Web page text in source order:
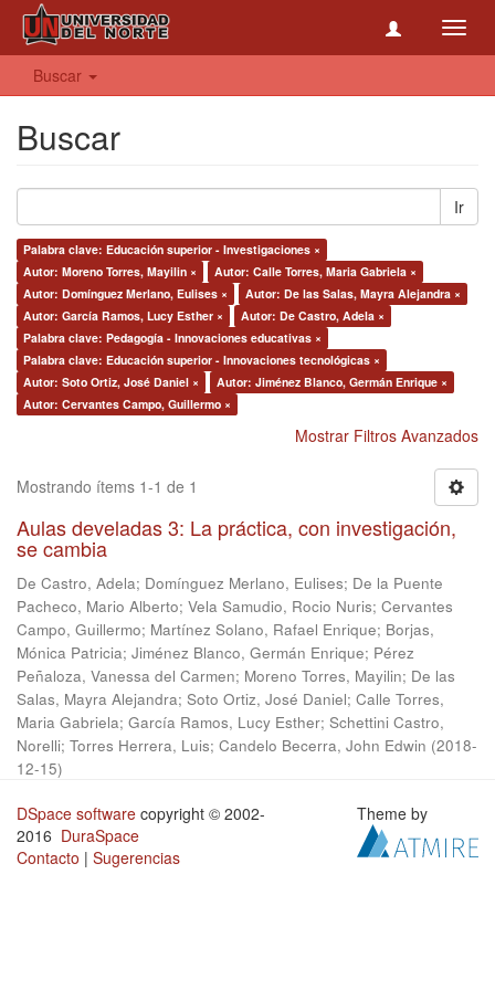
Buscar
Buscar
Ir
Palabra clave: Educación superior - Investigaciones ×
Autor: Moreno Torres, Mayilin ×
Autor: Calle Torres, Maria Gabriela ×
Autor: Domínguez Merlano, Eulises ×
Autor: De las Salas, Mayra Alejandra ×
Autor: García Ramos, Lucy Esther ×
Autor: De Castro, Adela ×
Palabra clave: Pedagogía - Innovaciones educativas ×
Palabra clave: Educación superior - Innovaciones tecnológicas ×
Autor: Soto Ortiz, José Daniel ×
Autor: Jiménez Blanco, Germán Enrique ×
Autor: Cervantes Campo, Guillermo ×
Mostrar Filtros Avanzados
Mostrando ítems 1-1 de 1
Aulas develadas 3: La práctica, con investigación,
se cambia
De Castro, Adela; Domínguez Merlano, Eulises; De la Puente
Pacheco, Mario Alberto; Vela Samudio, Rocio Nuris; Cervantes
Campo, Guillermo; Martínez Solano, Rafael Enrique; Borjas,
Mónica Patricia; Jiménez Blanco, Germán Enrique; Pérez
Peñaloza, Vanessa del Carmen; Moreno Torres, Mayilin; De las
Salas, Mayra Alejandra; Soto Ortiz, José Daniel; Calle Torres,
Maria Gabriela; García Ramos, Lucy Esther; Schettini Castro,
Norelli; Torres Herrera, Luis; Candelo Becerra, John Edwin (2018-
12-15)
DSpace software copyright © 2002-
2016 DuraSpace
Contacto | Sugerencias
Theme by